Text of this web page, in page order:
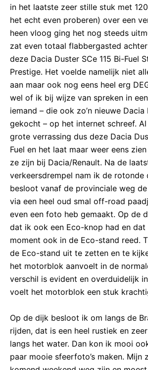
in het laatste zeer stille stuk met
het echt even proberen) over een
heen vloog ging het nog steeds
zat even totaal flabbergasted
deze Dacia Duster SCe 115 Bi-Fuel
Prestige. Het voelde namelijk niet
aan maar ook nog eens heel erg
wel of ik bij wijze van spreken in
iemand – die ook zo’n nieuwe Dacia
gekocht – op het internet schreef.
grote verrassing dus deze Dacia
Fuel en het laat maar weer eens
ze zijn bij Dacia/Renault. Na de
verkeersdrempel nam ik de rotonde
besloot vanaf de provinciale weg
via een heel oud smal off-road
even een foto heb gemaakt. Op de
dat ik ook een Eco-knop had en
moment ook in de Eco-stand reed.
de Eco-stand uit te zetten en te
het motorblok aanvoelt in de
verschil is evident en overduidelijk
voelt het motorblok een stuk
Op de dijk besloot ik om langs de
rijden, dat is een heel rustiek en
langs het water. Dan kon ik mooi
paar mooie sfeerfoto’s maken. Mijn